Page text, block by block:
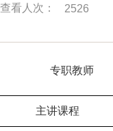
查看人次： 2526
专职教师
主讲课程